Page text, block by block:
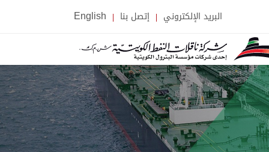
English إتصل بنا البريد الإلكتروني